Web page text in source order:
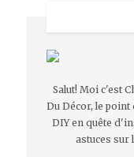
Salut! Moi c'est
Du Décor, le point
DIY en quête
astuces sur